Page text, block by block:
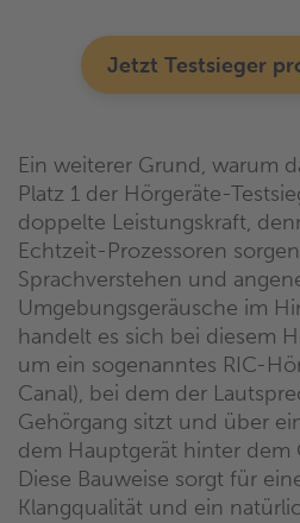
Jetzt Testsieger
Ein weiterer Grund, warum
Platz 1 der Hörgeräte-
doppelte Leistungskraft,
Echtzeit-Prozessoren
Sprachverstehen und
Umgebungsgeräusche im
handelt es sich bei diesem
um ein sogenanntes RIC-
Canal), bei dem der
Gehörgang sitzt und über
dem Hauptgerät hinter dem
Diese Bauweise sorgt für
Klangqualität und ein